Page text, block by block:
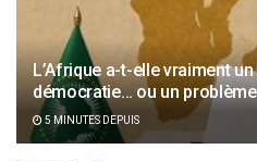
L’Afrique a-t-elle vraiment
démocratie… ou un
5 MINUTES DEPUIS